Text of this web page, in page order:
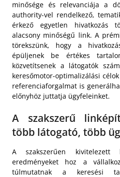
minősége és relevanciája a
authority-vel rendelkező,
érkező egyetlen hivatkozás
alacsony minőségű link. A
törekszünk, hogy a
épüljenek be értékes
közvetítsenek a látogatók
keresőmotor-optimalizálási
referenciaforgalmat is
előnyhöz juttatja ügyfeleinket.
A szakszerű
több látogató, több
A szakszerűen kivitelezett
eredményeket hoz a
túlmutatnak a keresési